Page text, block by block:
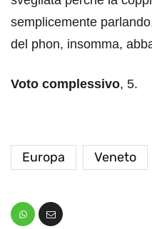
semplicemente
del phon, insomma,
Voto complessivo, 5.
Europa Veneto